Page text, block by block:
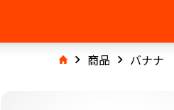
商品 バナナ